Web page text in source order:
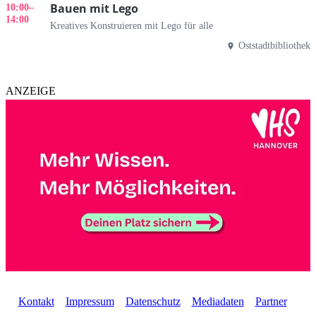
10:00–
14:00
Bauen mit Lego
Kreatives Konstruieren mit Lego für alle
Oststadtbibliothek
ANZEIGE
Kontakt Impressum Datenschutz Mediadaten Partner